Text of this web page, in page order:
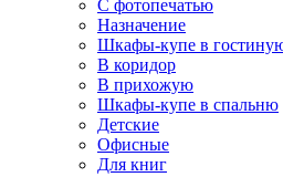
С фотопечатью
Назначение
Шкафы-купе в
В коридор
В прихожую
Шкафы-купе в спальню
Детские
Офисные
Для книг